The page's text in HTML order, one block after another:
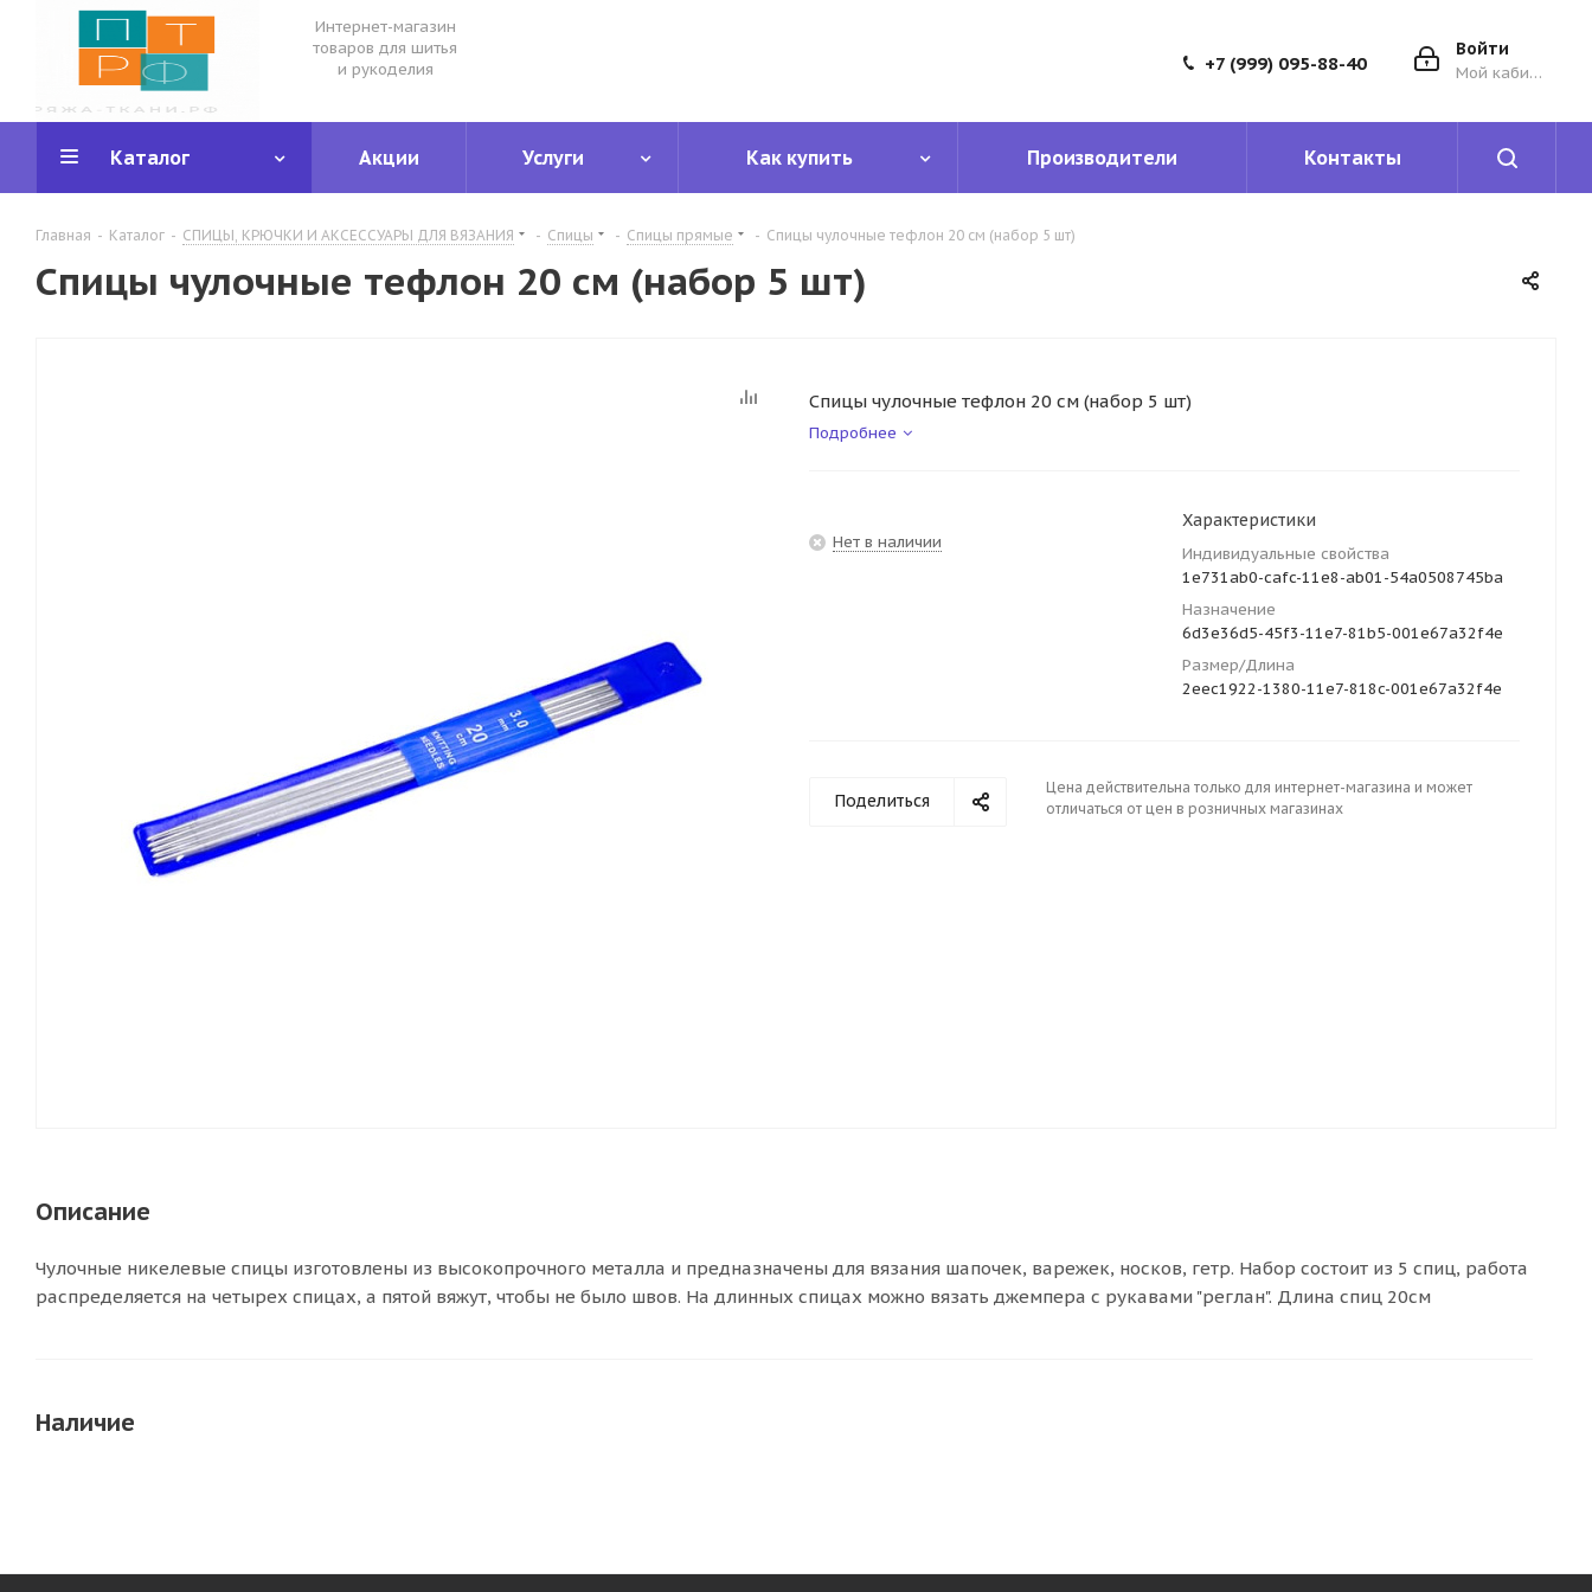
Интернет-магазин
товаров для шитья
и рукоделия
Войти
Мой кабинет
+7 (999) 095-88-40
Каталог Акции Услуги Как купить Производители Контакты
Главная - Каталог - СПИЦЫ, КРЮЧКИ И АКСЕССУАРЫ ДЛЯ ВЯЗАНИЯ - Спицы - Спицы прямые - Спицы чулочные тефлон 20 см (набор 5 шт)
Спицы чулочные тефлон 20 см (набор 5 шт)
Спицы чулочные тефлон 20 см (набор 5 шт)
Подробнее
Нет в наличии
Характеристики
Индивидуальные свойства
1e731ab0-cafc-11e8-ab01-54a0508745ba
Назначение
6d3e36d5-45f3-11e7-81b5-001e67a32f4e
Размер/Длина
2eec1922-1380-11e7-818c-001e67a32f4e
Поделиться
Цена действительна только для интернет-магазина и может
отличаться от цен в розничных магазинах
Описание
Чулочные никелевые спицы изготовлены из высокопрочного металла и предназначены для вязания шапочек, варежек, носков, гетр. Набор состоит из 5 спиц, работа
распределяется на четырех спицах, а пятой вяжут, чтобы не было швов. На длинных спицах можно вязать джемпера с рукавами "реглан". Длина спиц 20см
Наличие